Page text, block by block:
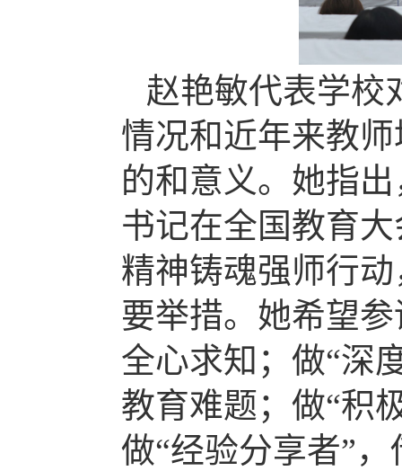
赵艳敏代表学校
情况和近年来教
的和意义。她指
书记在全国教育
精神铸魂强师行
要举措。她希望
全心求知；做“深
教育难题；做“积
做“经验分享者”